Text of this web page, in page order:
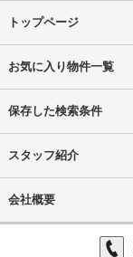
トップページ
お気に入り物件一覧
保存した検索条件
スタッフ紹介
会社概要